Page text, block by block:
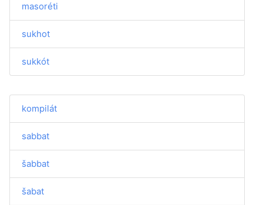
masoréti
sukhot
sukkót
kompilát
sabbat
šabbat
šabat